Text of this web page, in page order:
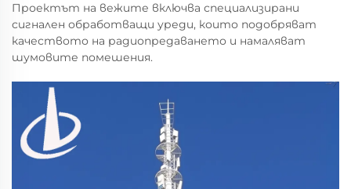
Проектът на вежите включва специализирани
сигнален обработващи уреди, които подобряват
качеството на радиопредаването и намаляват
шумовите помешения.